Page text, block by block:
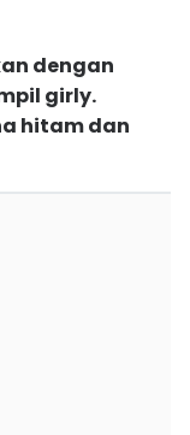
dengan
girly.
hitam dan